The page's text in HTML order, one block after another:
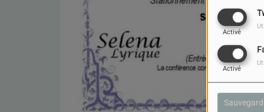
Activé
Activé